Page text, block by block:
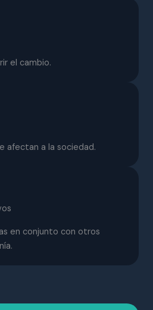
el cambio.
afectan a la sociedad.
en conjunto con otros